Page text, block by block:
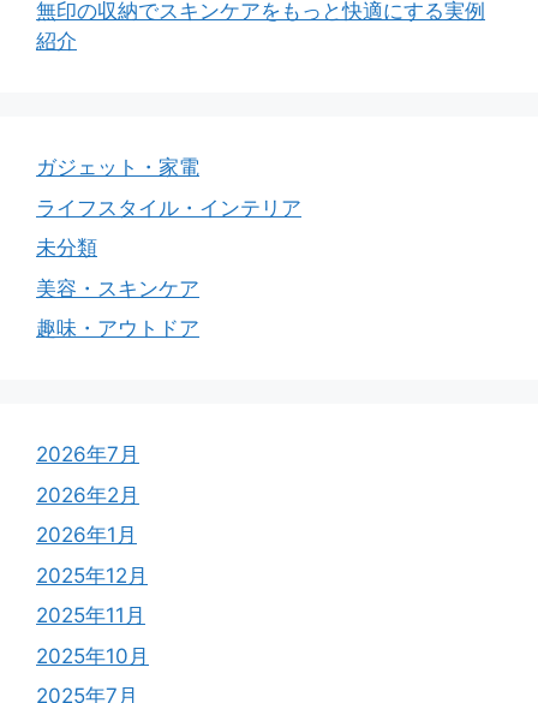
無印の収納でスキンケアをもっと快適にする実例
紹介
ガジェット・家電
ライフスタイル・インテリア
未分類
美容・スキンケア
趣味・アウトドア
2026年7月
2026年2月
2026年1月
2025年12月
2025年11月
2025年10月
2025年7月